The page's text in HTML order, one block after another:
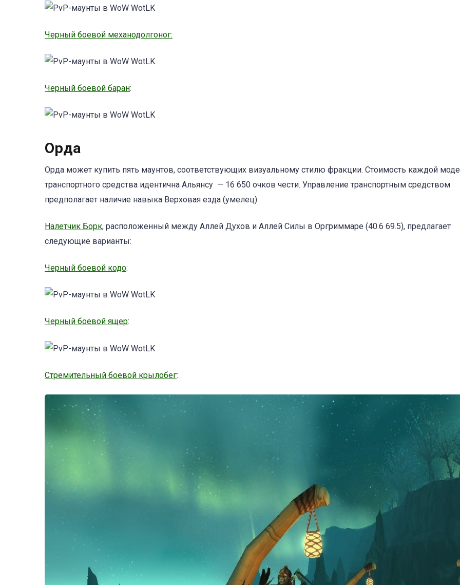
Черный боевой механодолгоног:
Черный боевой баран:
Орда
Орда может купить пять маунтов, соответствующих визуальному стилю фракции. Стоимость каждой
транспортного средства идентична Альянсу — 16 650 очков чести. Управление транспортным средством
предполагает наличие навыка Верховая езда (умелец).
Налетчик Борк, расположенный между Аллей Духов и Аллей Силы в Оргриммаре (40.6 69.5), предлагает
следующие варианты:
Черный боевой кодо:
Черный боевой ящер:
Стремительный боевой крылобег: